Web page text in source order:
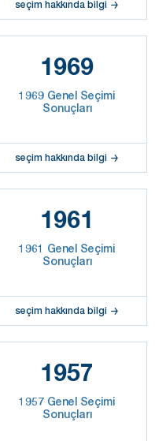
seçim hakkında bilgi
1969
1969 Genel Seçimi
Sonuçları
seçim hakkında bilgi
1961
1961 Genel Seçimi
Sonuçları
seçim hakkında bilgi
1957
1957 Genel Seçimi
Sonuçları